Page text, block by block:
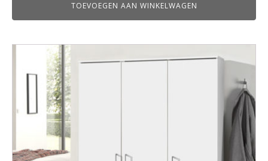
TOEVOEGEN AAN WINKELWAGEN